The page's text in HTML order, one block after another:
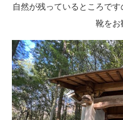
自然が残っているところで
靴をお